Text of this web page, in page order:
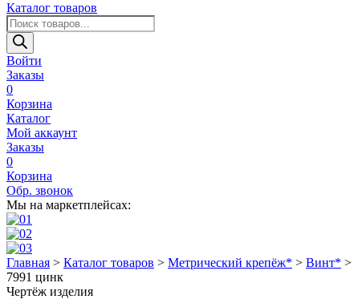
Каталог товаров
Поиск
товаров
Войти
Заказы
0
Корзина
Каталог
Мой аккаунт
Заказы
0
Корзина
Обр. звонок
Мы на маркетплейсах:
Главная > Каталог товаров > Метрический крепёж* > Винт* >
7991 цинк
Чертёж изделия